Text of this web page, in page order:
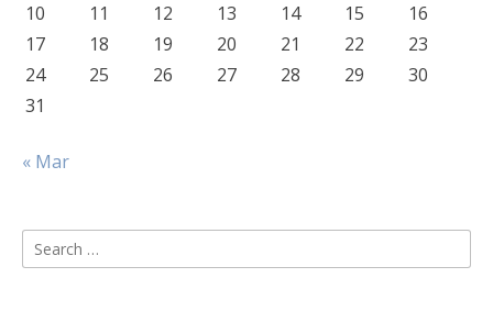
10
11 12 13 14 15
16
17
18 19 20 21 22
23
24
25 26 27 28 29
30
31
« Mar
Search
for: